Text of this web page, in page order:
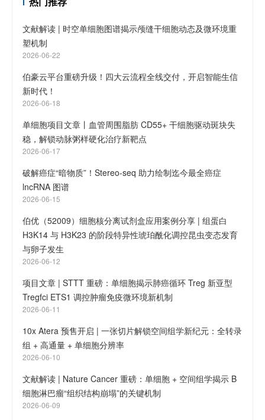
文献解读 | 时空单细胞图谱揭示颅缝干细胞动态及微环境重
塑机制
2026-06-22
伯豪云平台重磅升级！四大云流程全线交付，开启智能生信
新时代！
2026-06-18
单细胞项目文章丨血管周围脂肪 CD55+ 干细胞驱动斑块失
稳，解锁动脉粥样硬化治疗新靶点
2026-06-17
破解癌症“暗物质”！Stereo-seq 助力绘制迄今最全癌症
lncRNA 图谱
2026-06-15
伯优（52009）细胞核分离试剂盒应用案例分享 | 组蛋白
H3K14 与 H3K23 的阶段特异性琥珀酰化调控昆虫变态发育
与卵子发生
2026-06-12
项目文章 | STTT 重磅：单细胞揭示肺癌循环 Treg 新亚型
Tregfci ETS1 调控肿瘤免疫微环境新机制
2026-06-11
10x Atera 预售开启 | 一张切片解锁空间组学新纪元：全转录
组 + 高通量 + 单细胞分辨率
2026-06-10
文献解读 | Nature Cancer 重磅：单细胞 + 空间组学揭示 B
细胞淋巴瘤“组织结构崩塌”的关键机制
2026-06-09